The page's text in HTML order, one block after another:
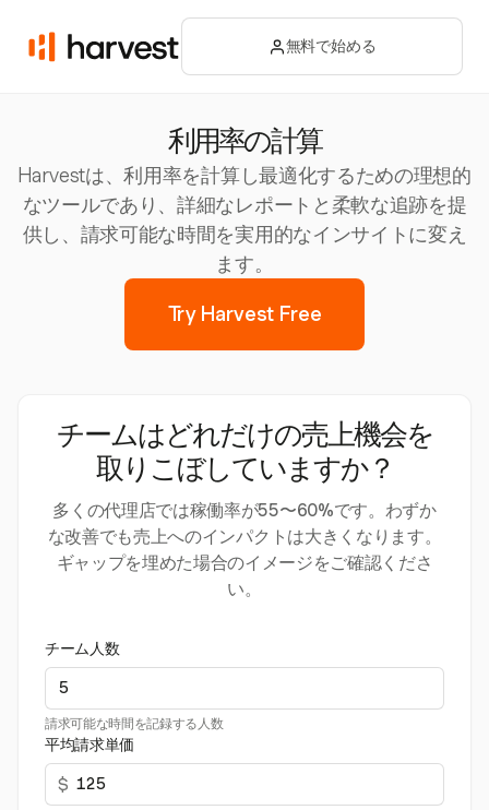
無料で始める
利用率の計算
Harvestは、利用率を計算し最適化するための理想的
なツールであり、詳細なレポートと柔軟な追跡を提
供し、請求可能な時間を実用的なインサイトに変え
ます。
Try Harvest Free
チームはどれだけの売上機会を
取りこぼしていますか？
多くの代理店では稼働率が55〜60%です。わずか
な改善でも売上へのインパクトは大きくなります。
ギャップを埋めた場合のイメージをご確認くださ
い。
チーム人数
請求可能な時間を記録する人数
平均請求単価
$